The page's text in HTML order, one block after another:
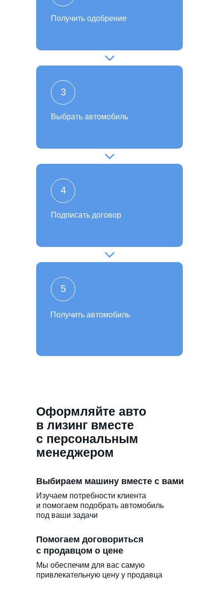
Получить автомобиль
5
Подписать договор
4
Выбрать автомобиль
3
Получить одобрение
Помогаем договориться
с продавцом о цене
Мы обеспечим для вас самую
привлекательную цену у продавца
Выбираем машину вместе с вами
Изучаем потребности клиента
и помогаем подобрать автомобиль
под ваши задачи
Оформляйте авто
в лизинг вместе
с персональным
менеджером